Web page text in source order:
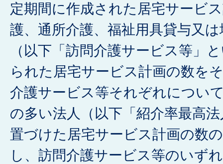
定期間に作成された居宅サービ
護、通所介護、福祉用具貸与又
（以下「訪問介護サービス等」
られた居宅サービス計画の数を
介護サービス等それぞれについ
の多い法人（以下「紹介率最高
置づけた居宅サービス計画の数
し、訪問介護サービス等のいず